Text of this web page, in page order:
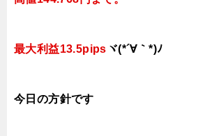
最大利益13.5pips ヾ(*´∀｀*)ﾉ
今日 の方針です